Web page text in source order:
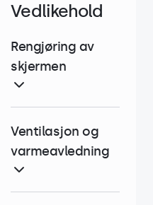
Vedlikehold
Rengjøring av
skjermen
Ventilasjon og
varmeavledning